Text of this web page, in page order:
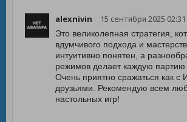
alexnivin 15 сентября 2025 02:31
Это великолепная стратегия,
вдумчивого подхода и
интуитивно понятен, а
режимов делает каждую партию
Очень приятно сражаться как с
друзьями. Рекомендую всем
настольных игр!